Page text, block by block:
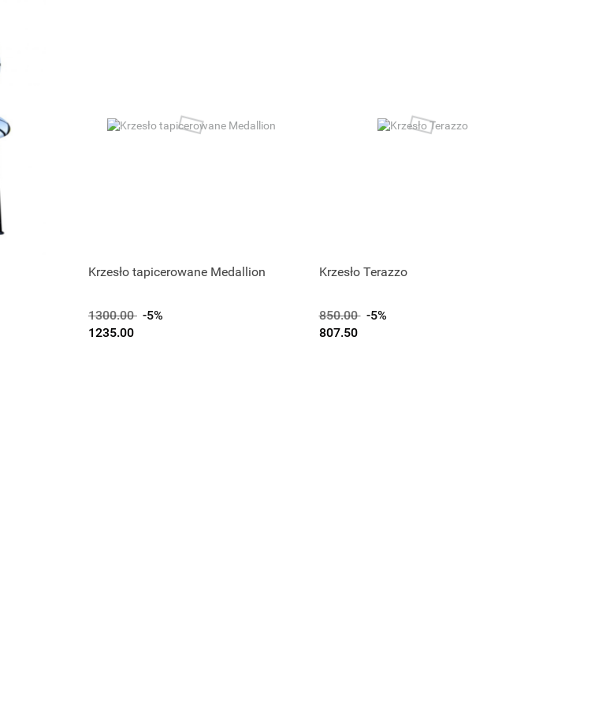
Krzesło tapicerowane Medallion
1300.00 -5%
1235.00
Krzesło Terazzo
850.00
-5%
807.50